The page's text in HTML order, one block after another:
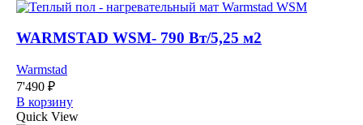
WARMSTAD WSM- 790 Вт/5,25 м2
Warmstad
7'490 ₽
В корзину
Quick View